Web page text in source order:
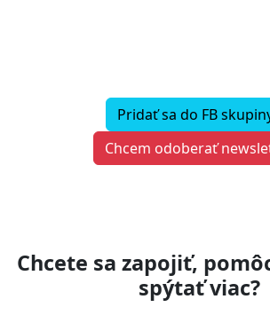
Pridať sa do FB
Chcem odoberať
Chcete sa zapojiť,
spýtať viac?